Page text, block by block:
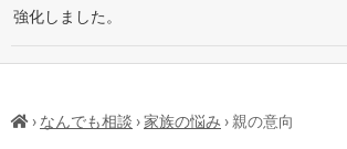
強化しました。
› なんでも相談 ›家族の悩み › 親の意向